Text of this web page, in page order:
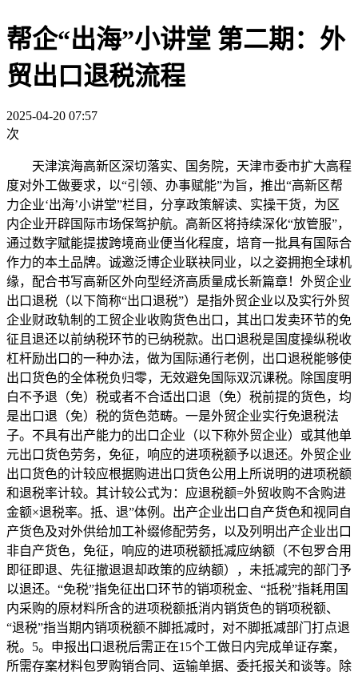
帮企“出海”小讲堂 第二期：外
贸出口退税流程
2025-04-20 07:57
次
天津滨海高新区深切落实、国务院，天津市委市扩大高程
度对外工做要求，以“引领、办事赋能”为旨，推出“高新区帮
力企业‘出海’小讲堂”栏目，分享政策解读、实操干货，为区
内企业开辟国际市场保驾护航。高新区将持续深化“放管服”，
通过数字赋能提拔跨境商业便当化程度，培育一批具有国际合
作力的本土品牌。诚邀泛博企业联袂同业，以之姿拥抱全球机
缘，配合书写高新区外向型经济高质量成长新篇章！外贸企业
出口退税（以下简称“出口退税”）是指外贸企业以及实行外贸
企业财政轨制的工贸企业收购货色出口，其出口发卖环节的免
征且退还以前纳税环节的已纳税款。出口退税是国度操纵税收
杠杆励出口的一种办法，做为国际通行老例，出口退税能够使
出口货色的全体税负归零，无效避免国际双沉课税。除国度明
白不予退（免）税或者不合适出口退（免）税前提的货色，均
是出口退（免）税的货色范畴。一是外贸企业实行免退税法
子。不具有出产能力的出口企业（以下称外贸企业）或其他单
元出口货色劳务，免征，响应的进项税额予以退还。外贸企业
出口货色的计较应根据购进出口货色公用上所说明的进项税额
和退税率计较。其计较公式为：应退税额=外贸收购不含购进
金额×退税率。抵、退”体例。出产企业出口自产货色和视同自
产货色及对外供给加工补缀修配劳务，以及列明出产企业出口
非自产货色，免征，响应的进项税额抵减应纳额（不包罗合用
即征即退、先征撤退退却政策的应纳额），未抵减完的部门予
以退还。“免税”指免征出口环节的销项税金、“抵税”指耗用国
内采购的原材料所含的进项税额抵消内销货色的销项税额、
“退税”指当期内销项税额不脚抵减时，对不脚抵减部门打点退
税。5。申报出口退税后需正在15个工做日内完成单证存案，
所需存案材料包罗购销合同、运输单据、委托报关和谈等。除